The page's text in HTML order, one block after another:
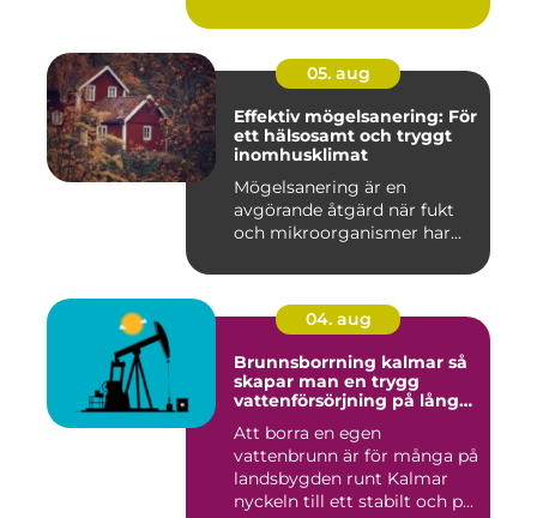
05. aug
Effektiv mögelsanering: För
ett hälsosamt och tryggt
inomhusklimat
Mögelsanering är en
avgörande åtgärd när fukt
och mikroorganismer har...
04. aug
Brunnsborrning kalmar så
skapar man en trygg
vattenförsörjning på lång
Att borra en egen
vattenbrunn är för många på
landsbygden runt Kalmar
nyckeln till ett stabilt och p...